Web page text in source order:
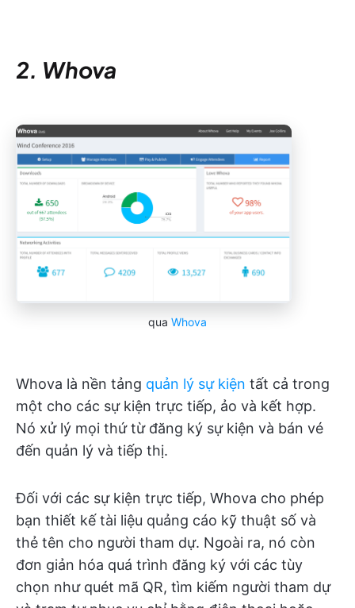
2. Whova
qua Whova
Whova là nền tảng quản lý sự kiện tất cả trong
một cho các sự kiện trực tiếp, ảo và kết hợp.
Nó xử lý mọi thứ từ đăng ký sự kiện và bán vé
đến quản lý và tiếp thị.
Đối với các sự kiện trực tiếp, Whova cho phép
bạn thiết kế tài liệu quảng cáo kỹ thuật số và
thẻ tên cho người tham dự. Ngoài ra, nó còn
đơn giản hóa quá trình đăng ký với các tùy
chọn như quét mã QR, tìm kiếm người tham dự